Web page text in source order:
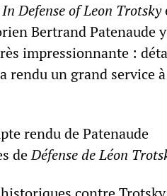
In Defense of Leon Trotsky
Bertrand Patenaude
impressionnante :
rendu un grand service à
rendu de Patenaude
deDéfense de Léon